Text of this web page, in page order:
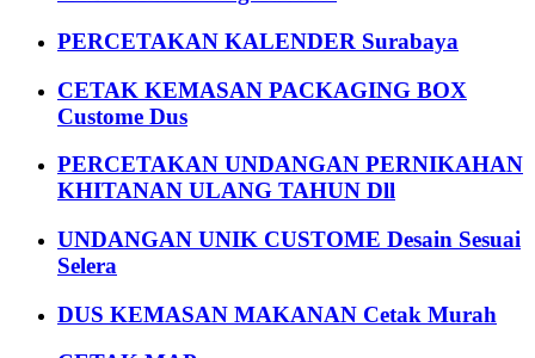
PERCETAKAN KALENDER Surabaya
CETAK KEMASAN PACKAGING BOX
Custome Dus
PERCETAKAN UNDANGAN PERNIKAHAN
KHITANAN ULANG TAHUN Dll
UNDANGAN UNIK CUSTOME Desain Sesuai
Selera
DUS KEMASAN MAKANAN Cetak Murah